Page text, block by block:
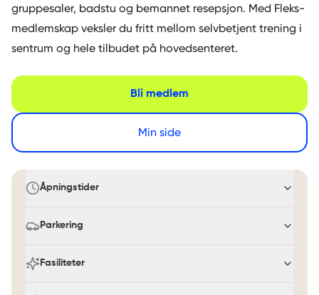
gruppesaler, badstu og bemannet resepsjon. Med Fleks-
medlemskap veksler du fritt mellom selvbetjent trening i
sentrum og hele tilbudet på hovedsenteret.
Bli medlem
Min side
Åpningstider
Parkering
Fasiliteter